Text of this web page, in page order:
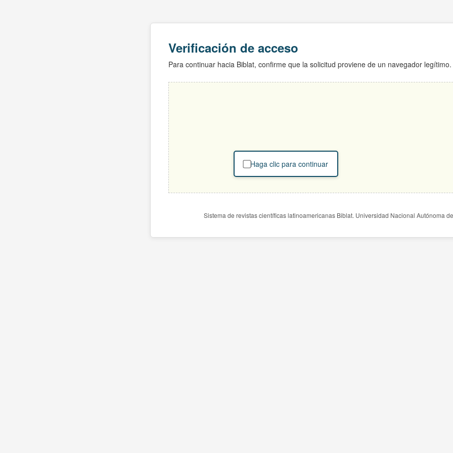
Verificación de acceso
Para continuar hacia Biblat, confirme que la solicitud proviene de un navegador legítimo.
Haga clic para continuar
Sistema de revistas científicas latinoamericanas Biblat. Universidad Nacional Autónoma